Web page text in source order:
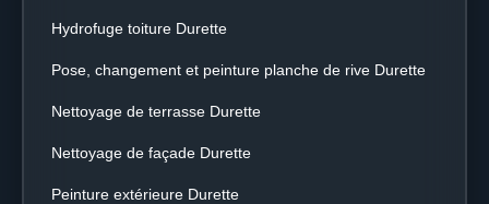
Hydrofuge toiture Durette
Pose, changement et peinture planche de rive Durette
Nettoyage de terrasse Durette
Nettoyage de façade Durette
Peinture extérieure Durette